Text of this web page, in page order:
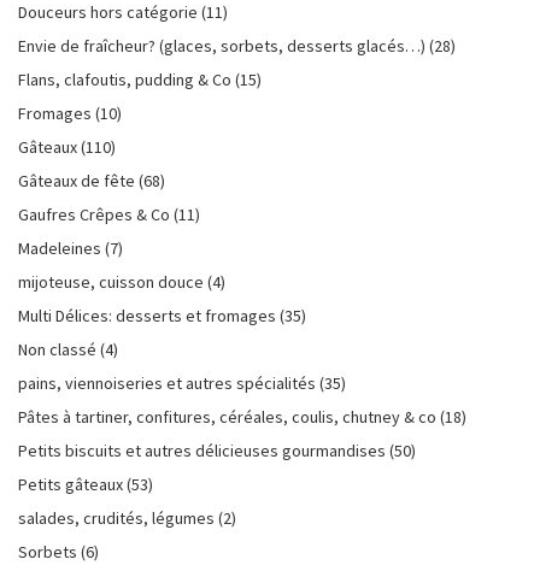
Douceurs hors catégorie (11)
Envie de fraîcheur? (glaces, sorbets, desserts glacés…) (28)
Flans, clafoutis, pudding & Co (15)
Fromages (10)
Gâteaux(110)
Gâteaux de fête (68)
Gaufres Crêpes & Co (11)
Madeleines (7)
mijoteuse, cuisson douce (4)
Multi Délices: desserts et fromages (35)
Non classé (4)
pains, viennoiseries et autres spécialités (35)
Pâtes à tartiner, confitures, céréales, coulis, chutney & co (18)
Petits biscuits et autres délicieuses gourmandises (50)
Petits gâteaux(53)
salades, crudités, légumes (2)
Sorbets (6)